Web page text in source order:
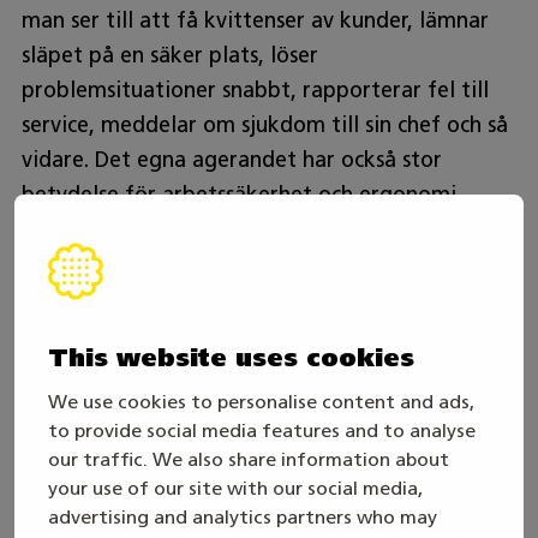
This website uses cookies
We use cookies to personalise content and ads,
to provide social media features and to analyse
our traffic. We also share information about
your use of our site with our social media,
advertising and analytics partners who may
man ser till att få kvittenser av kunder, lämnar
släpet på en säker plats, löser
problemsituationer snabbt, rapporterar fel till
service, meddelar om sjukdom till sin chef och så
vidare. Det egna agerandet har också stor
betydelse för arbetssäkerhet och ergonomi.
Mästare ger möjlighet att
Jonne i Mästare-tävlingen för andra gången. Från
tävlingen i Åbo återvände han med ett silver.
– Jag deltog andra gången med mycket större